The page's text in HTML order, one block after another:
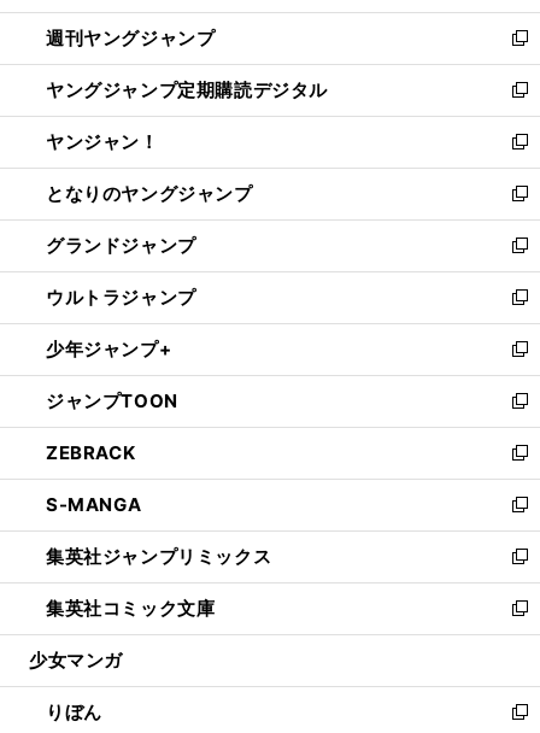
開
く
ウ
で
開
く
ン
ド
ウ
で
開
く
ウ
ィ
ン
ド
ウ
で
開
く
週刊ヤングジャンプ
新
し
い
ウ
ィ
ン
ド
ウ
で
開
く
ヤングジャンプ定期購読デジタル
新
し
い
ウ
ィ
ン
ド
ウ
で
開
く
ヤンジャン！
新
し
い
ウ
ィ
ン
ド
ウ
で
開
く
となりのヤングジャンプ
新
し
い
ウ
ィ
ン
ド
ウ
で
開
く
グランドジャンプ
新
し
い
ウ
ィ
ン
ド
ウ
で
開
く
ウルトラジャンプ
新
し
い
ウ
ィ
ン
ド
ウ
で
開
く
少年ジャンプ+
新
し
い
ウ
ィ
ン
ド
ウ
で
開
く
ジャンプTOON
新
し
い
ウ
ィ
ン
ド
ウ
で
開
ZEBRACK
新
し
い
ウ
ィ
ン
ド
ウ
開
く
S-MANGA
新
し
い
ウ
ィ
ン
ウ
で
集英社ジャンプリミックス
新
し
い
ウ
ン
ド
集英社コミック文庫
新
し
ウ
ィ
少女マンガ
りぼん
新